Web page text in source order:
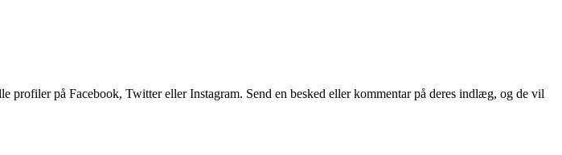
på Facebook, Twitter eller Instagram. Send en besked eller kommentar på deres indlæg, og de vil